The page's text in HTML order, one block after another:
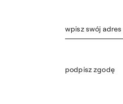
wpisz swój
podpisz zgodę